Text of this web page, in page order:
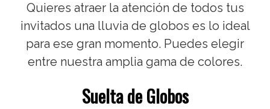
Quieres atraer la atención de todos tus
invitados una lluvia de globos es lo ideal
para ese gran momento. Puedes elegir
entre nuestra amplia gama de colores.
Suelta de Globos